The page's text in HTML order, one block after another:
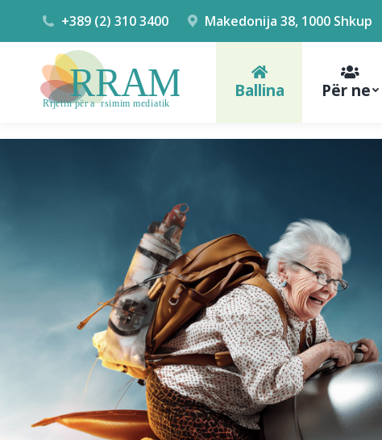
+389 (2) 310 3400 Makedonija 38, 1000 Shkup
Ballina Për ne